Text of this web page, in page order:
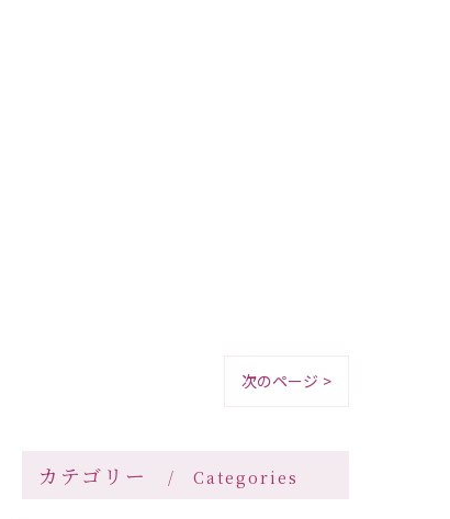
次のページ >
カテゴリー Categories